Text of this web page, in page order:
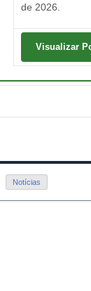
de 2026.
Visualizar
Notícias